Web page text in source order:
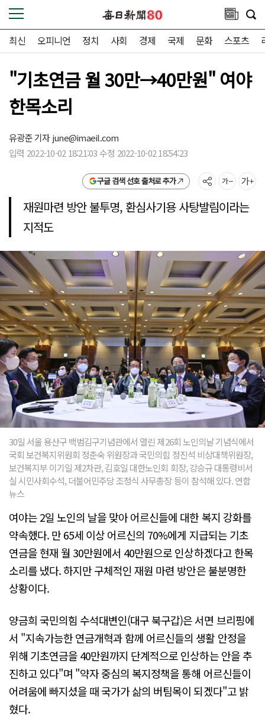
최신 오피니언 정치 사회 경제 국제 문화 스포츠
"기초연금 월 30만→40만원" 여야
한목소리
유광준 기자june@imaeil.com
입력 2022-10-02 18:21:03 수정 2022-10-02 18:54:23
구글 검색 선호 출처로 추가
재원마련 방안 불투명, 환심사기용 사탕발림이라는
지적도
30일 서울 용산구 백범김구기념관에서 열린 제26회 노인의날 기념식에서
국회 보건복지위원회 정춘숙 위원장과 국민의힘 정진석 비상대책위원장,
보건복지부 이기일 제2차관, 김호일 대한노인회 회장, 강승규 대통령비서
실 시민사회수석, 더불어민주당 조정식 사무총장 등이 참석해 있다. 연합
뉴스
여야는 2일 노인의 날을 맞아 어르신들에 대한 복지 강화를
약속했다. 만 65세 이상 어르신의 70%에게 지급되는 기초
연금을 현재 월 30만원에서 40만원으로 인상하겠다고 한목
소리를 냈다. 하지만 구체적인 재원 마련 방안은 불분명한
상황이다.
양금희 국민의힘 수석대변인(대구 북구갑)은 서면 브리핑에
서 "지속가능한 연금개혁과 함께 어르신들의 생활 안정을
위해 기초연금을 40만원까지 단계적으로 인상하는 안을 추
진하고 있다"며 "약자 중심의 복지정책을 통해 어르신들이
어려움에 빠지셨을 때 국가가 삶의 버팀목이 되겠다"고 밝
혔다.